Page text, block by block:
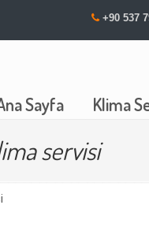
+90 537
Sayfa Klima
servisi